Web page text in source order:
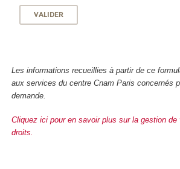
Les informations recueillies à partir de ce
aux services du centre Cnam Paris concernés
demande.
Cliquez ici pour en savoir plus sur la gestion
droits.